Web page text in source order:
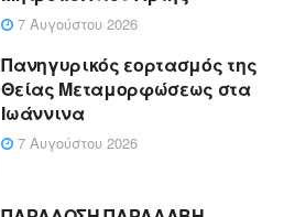
7 Αυγούστου 2026
Πανηγυρικός εορτασμός της
Θείας Μεταμορφώσεως στα
Ιωάννινα
7 Αυγούστου 2026